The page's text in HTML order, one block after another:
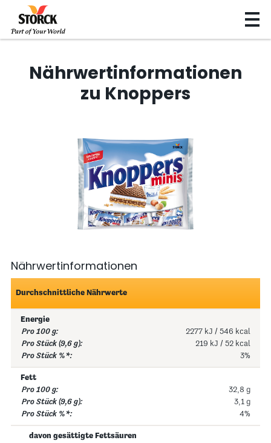
Nährwertinformationen
zu Knoppers
Nährwertinformationen
Durchschnittliche Nährwerte
Energie
2277 kJ / 546 kcal
219 kJ / 52 kcal
3%
Fett
32,8 g
3,1 g
4%
davon gesättigte Fettsäuren